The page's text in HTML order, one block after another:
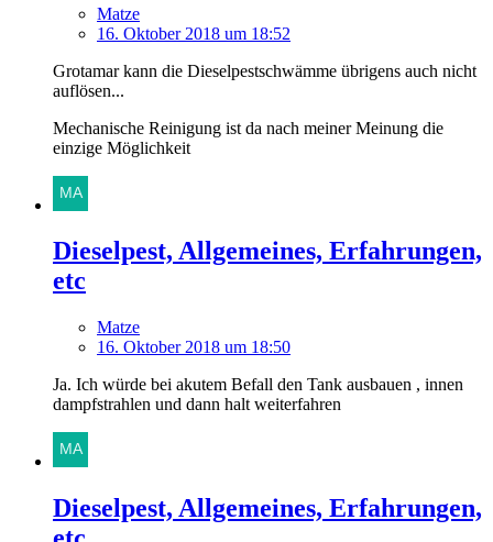
Matze
16. Oktober 2018 um 18:52
Grotamar kann die Dieselpestschwämme übrigens auch nicht
auflösen...
Mechanische Reinigung ist da nach meiner Meinung die
einzige Möglichkeit
Dieselpest, Allgemeines, Erfahrungen,
etc
Matze
16. Oktober 2018 um 18:50
Ja. Ich würde bei akutem Befall den Tank ausbauen , innen
dampfstrahlen und dann halt weiterfahren
Dieselpest, Allgemeines, Erfahrungen,